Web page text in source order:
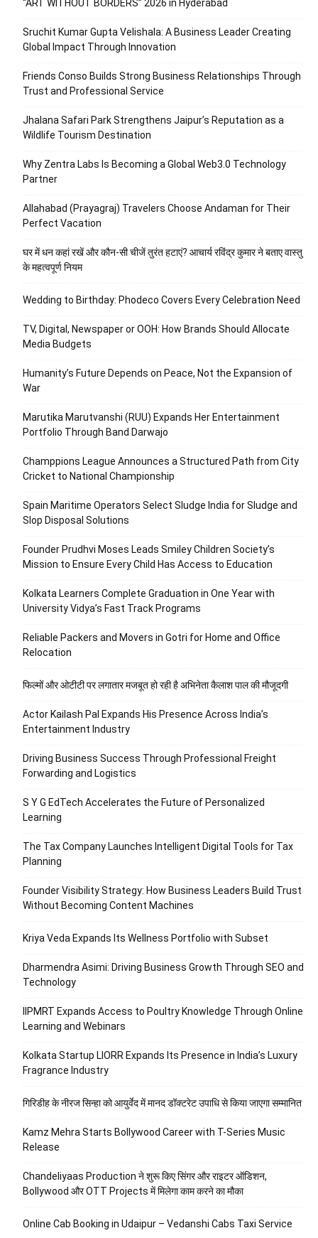
“ART WITHOUT BORDERS” 2026 in Hyderabad
Sruchit Kumar Gupta Velishala: A Business Leader Creating
Global Impact Through Innovation
Friends Conso Builds Strong Business Relationships Through
Trust and Professional Service
Jhalana Safari Park Strengthens Jaipur’s Reputation as a
Wildlife Tourism Destination
Why Zentra Labs Is Becoming a Global Web3.0 Technology
Partner
Allahabad (Prayagraj) Travelers Choose Andaman for Their
Perfect Vacation
घर में धन कहां रखें और कौन-सी चीजें तुरंत हटाएं? आचार्य रविंद्र कुमार ने बताए वास्तु
के महत्वपूर्ण नियम
Wedding to Birthday: Phodeco Covers Every Celebration Need
TV, Digital, Newspaper or OOH: How Brands Should Allocate
Media Budgets
Humanity’s Future Depends on Peace, Not the Expansion of
War
Marutika Marutvanshi (RUU) Expands Her Entertainment
Portfolio Through Band Darwajo
Champpions League Announces a Structured Path from City
Cricket to National Championship
Spain Maritime Operators Select Sludge India for Sludge and
Slop Disposal Solutions
Founder Prudhvi Moses Leads Smiley Children Society’s
Mission to Ensure Every Child Has Access to Education
Kolkata Learners Complete Graduation in One Year with
University Vidya’s Fast Track Programs
Reliable Packers and Movers in Gotri for Home and Office
Relocation
फिल्मों और ओटीटी पर लगातार मजबूत हो रही है अभिनेता कैलाश पाल की मौजूदगी
Actor Kailash Pal Expands His Presence Across India’s
Entertainment Industry
Driving Business Success Through Professional Freight
Forwarding and Logistics
S Y G EdTech Accelerates the Future of Personalized
Learning
The Tax Company Launches Intelligent Digital Tools for Tax
Planning
Founder Visibility Strategy: How Business Leaders Build Trust
Without Becoming Content Machines
Kriya Veda Expands Its Wellness Portfolio with Subset
Dharmendra Asimi: Driving Business Growth Through SEO and
Technology
IIPMRT Expands Access to Poultry Knowledge Through Online
Learning and Webinars
Kolkata Startup LIORR Expands Its Presence in India’s Luxury
Fragrance Industry
गिरिडीह के नीरज सिन्हा को आयुर्वेद में मानद डॉक्टरेट उपाधि से किया जाएगा सम्मानित
Kamz Mehra Starts Bollywood Career with T-Series Music
Release
Chandeliyaas Production ने शुरू किए सिंगर और राइटर ऑडिशन,
Bollywood और OTT Projects में मिलेगा काम करने का मौका
Online Cab Booking in Udaipur – Vedanshi Cabs Taxi Service